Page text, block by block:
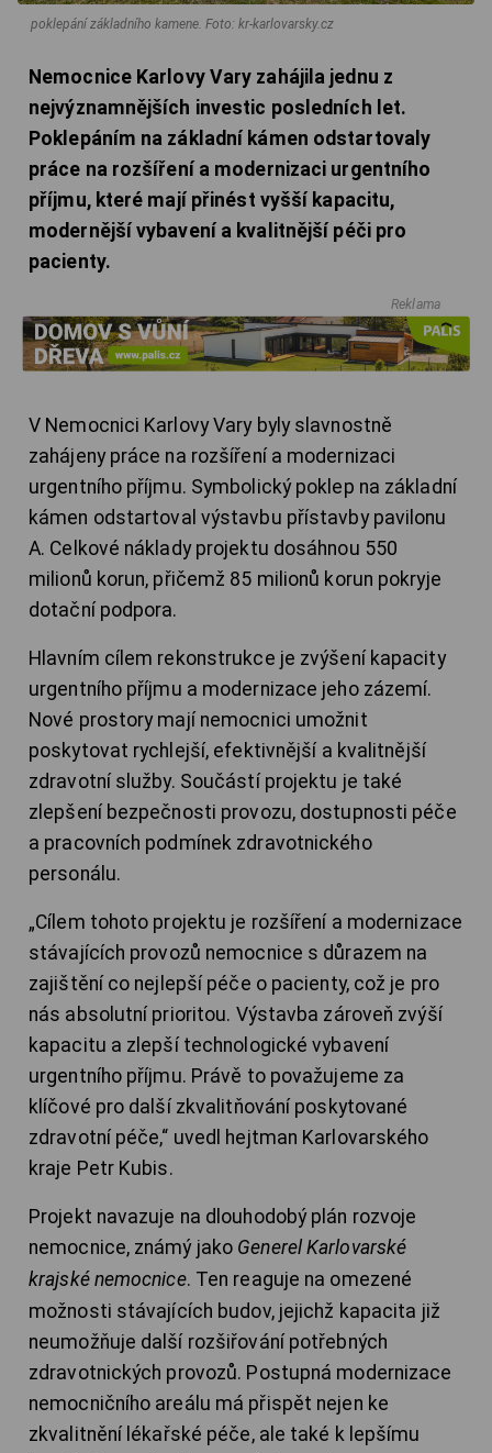
poklepání základního kamene. Foto: kr-karlovarsky.cz
Nemocnice Karlovy Vary zahájila jednu z
nejvýznamnějších investic posledních let.
Poklepáním na základní kámen odstartovaly
práce na rozšíření a modernizaci urgentního
příjmu, které mají přinést vyšší kapacitu,
modernější vybavení a kvalitnější péči pro
pacienty.
Reklama
V Nemocnici Karlovy Vary byly slavnostně
zahájeny práce na rozšíření a modernizaci
urgentního příjmu. Symbolický poklep na základní
kámen odstartoval výstavbu přístavby pavilonu
A. Celkové náklady projektu dosáhnou 550
milionů korun, přičemž 85 milionů korun pokryje
dotační podpora.
Hlavním cílem rekonstrukce je zvýšení kapacity
urgentního příjmu a modernizace jeho zázemí.
Nové prostory mají nemocnici umožnit
poskytovat rychlejší, efektivnější a kvalitnější
zdravotní služby. Součástí projektu je také
zlepšení bezpečnosti provozu, dostupnosti péče
a pracovních podmínek zdravotnického
personálu.
„Cílem tohoto projektu je rozšíření a modernizace
stávajících provozů nemocnice s důrazem na
zajištění co nejlepší péče o pacienty, což je pro
nás absolutní prioritou. Výstavba zároveň zvýší
kapacitu a zlepší technologické vybavení
urgentního příjmu. Právě to považujeme za
klíčové pro další zkvalitňování poskytované
zdravotní péče,“ uvedl hejtman Karlovarského
kraje Petr Kubis.
Projekt navazuje na dlouhodobý plán rozvoje
nemocnice, známý jako Generel Karlovarské
krajské nemocnice. Ten reaguje na omezené
možnosti stávajících budov, jejichž kapacita již
neumožňuje další rozšiřování potřebných
zdravotnických provozů. Postupná modernizace
nemocničního areálu má přispět nejen ke
zkvalitnění lékařské péče, ale také k lepšímu